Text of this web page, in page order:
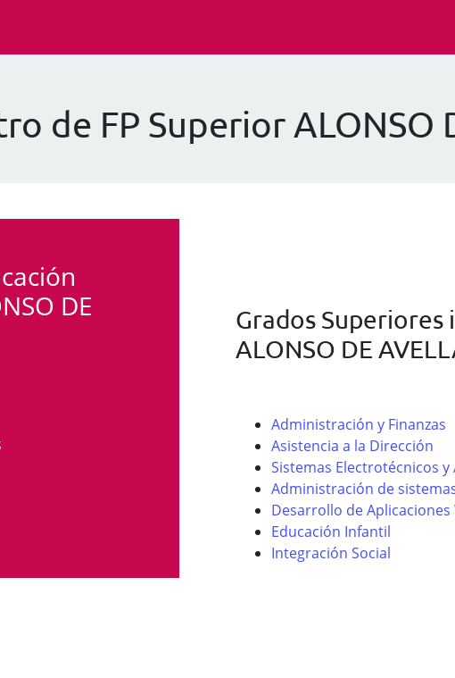
de FP Superior ALONSO
DE
Grados
ALONSO DE
Administración y Finanzas
Asistencia a la Dirección
Sistemas Electrotécnicos
Administración de
Desarrollo de Aplicaciones
Educación Infantil
Integración Social